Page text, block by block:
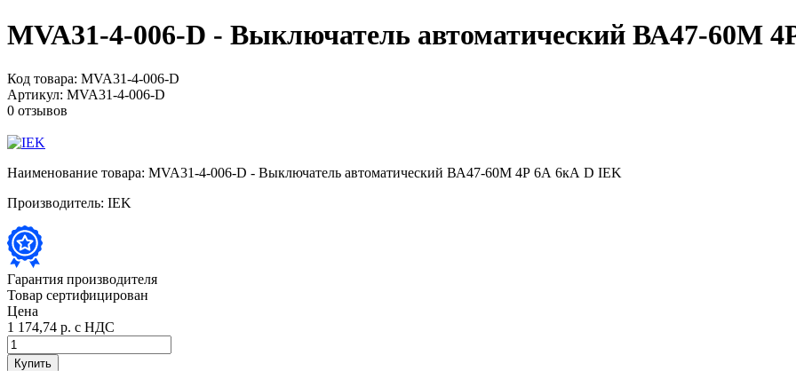
MVA31-4-006-D - Выключатель автоматический ВА47-60M
Код товара: MVA31-4-006-D
Артикул: MVA31-4-006-D
0 отзывов
Наименование товара: MVA31-4-006-D - Выключатель автоматический ВА47-60M 4Р 6А 6кА D IEK
Производитель: IEK
Гарантия производителя
Товар сертифицирован
Цена
1 174,74 р. с НДС
Купить